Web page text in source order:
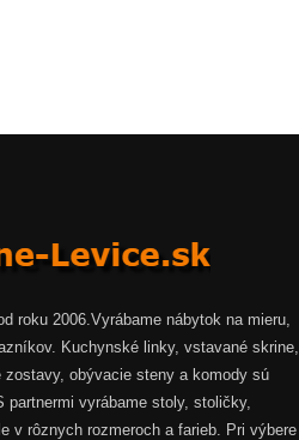
roku 2006.Vyrábame nábytok na mieru,
Kuchynské linky, vstavané skrine,
zostavy, obývacie steny a komody sú
partnermi vyrábame stoly, stoličky,
v rôznych rozmeroch a farieb. Pri výbere